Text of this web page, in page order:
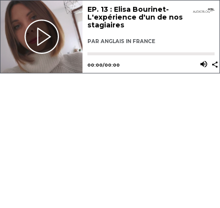
EP. 13 : Elisa Bourinet-
L'expérience d'un de nos
stagiaires
PARANGLAIS IN FRANCE
Utilisez les flèches gauche ou
00:00/00:00